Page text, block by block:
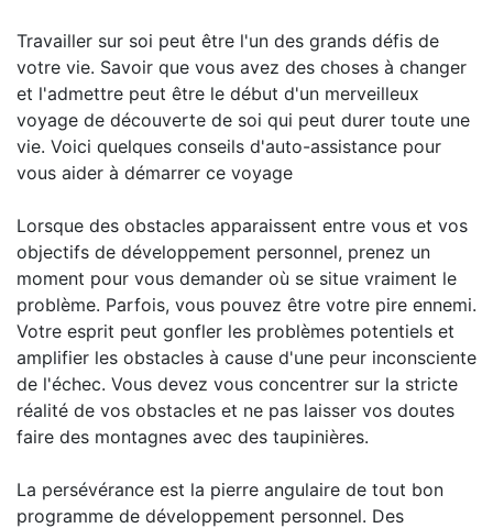
Travailler sur soi peut être l'un des grands défis de
votre vie. Savoir que vous avez des choses à changer
et l'admettre peut être le début d'un merveilleux
voyage de découverte de soi qui peut durer toute une
vie. Voici quelques conseils d'auto-assistance pour
vous aider à démarrer ce voyage
Lorsque des obstacles apparaissent entre vous et vos
objectifs de développement personnel, prenez un
moment pour vous demander où se situe vraiment le
problème. Parfois, vous pouvez être votre pire ennemi.
Votre esprit peut gonfler les problèmes potentiels et
amplifier les obstacles à cause d'une peur inconsciente
de l'échec. Vous devez vous concentrer sur la stricte
réalité de vos obstacles et ne pas laisser vos doutes
faire des montagnes avec des taupinières.
La persévérance est la pierre angulaire de tout bon
programme de développement personnel. Des